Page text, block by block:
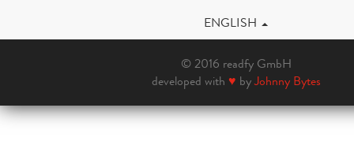
ENGLISH
© 2016 readfy GmbH
developed with ♥ byJohnny Bytes